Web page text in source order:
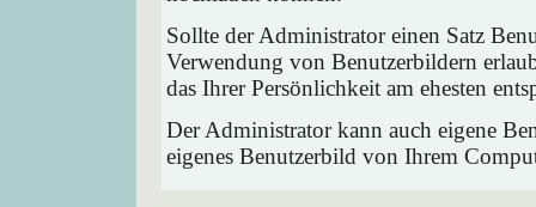
Sollte der Administrator einen Satz
Verwendung von Benutzerbildern
das Ihrer Persönlichkeit am ehesten
Der Administrator kann auch eigene
eigenes Benutzerbild von Ihrem